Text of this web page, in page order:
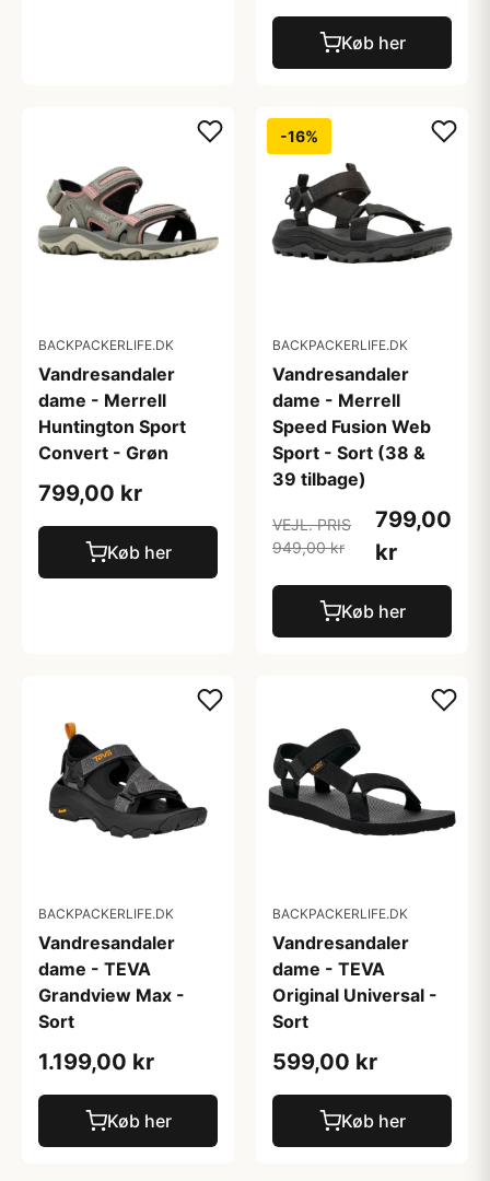
Køb her
BACKPACKERLIFE.DK
Vandresandaler
dame - Merrell
Huntington Sport
Convert - Grøn
799,00 kr
Køb her
-16%
BACKPACKERLIFE.DK
Vandresandaler
dame - Merrell
Speed Fusion Web
Sport - Sort (38 &
39 tilbage)
VEJL. PRIS
949,00 kr
799,00
kr
Køb her
BACKPACKERLIFE.DK
Vandresandaler
dame - TEVA
Grandview Max -
Sort
1.199,00 kr
Køb her
BACKPACKERLIFE.DK
Vandresandaler
dame - TEVA
Original Universal -
Sort
599,00 kr
Køb her